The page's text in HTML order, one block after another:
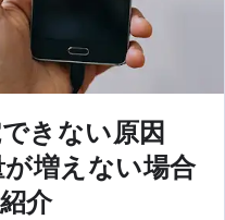
きない原因
増えない場合
介